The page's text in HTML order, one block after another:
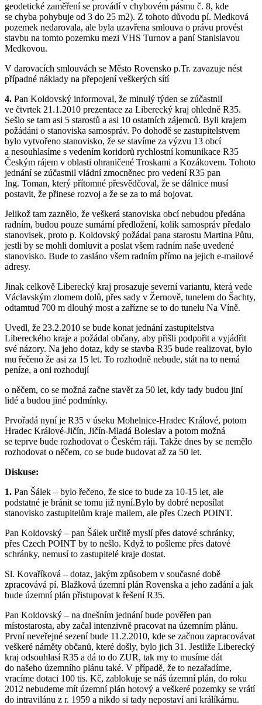
geodetické zaměření se provádí v chybovém pásmu č. 8, kde
se chyba pohybuje od 3 do 25 m2). Z tohoto důvodu pí. Medková
pozemek nedarovala, ale byla uzavřena smlouva o právu provést
stavbu na tomto pozemku mezi VHS Turnov a paní Stanislavou
Medkovou.
V darovacích smlouvách se Město Rovensko p.Tr. zavazuje nést
případné náklady na přepojení veškerých sítí
4. Pan Koldovský informoval, že minulý týden se zúčastnil
ve čtvrtek 21.1.2010 prezentace za Liberecký kraj ohledně R35.
Sešlo se tam asi 5 starostů a asi 10 ostatních zájemců. Byli krajem
požádáni o stanoviska samospráv. Po dohodě se zastupitelstvem
bylo vytvořeno stanovisko, že se stavíme za výzvu 13 obcí
a nesouhlasíme s vedením koridorů rychlostní komunikace R35
Českým rájem v oblasti ohraničené Troskami a Kozákovem. Tohoto
jednání se zúčastnil vládní zmocněnec pro vedení R35 pan
Ing. Toman, který přítomné přesvědčoval, že se dálnice musí
postavit, že přinese rozvoj a že se za to má bojovat.
Jelikož tam zaznělo, že veškerá stanoviska obcí nebudou předána
radním, budou pouze sumární předložení, kolik samospráv předalo
stanovisek, proto p. Koldovský požádal pana starostu Martina Půtu,
jestli by se mohli domluvit a poslat všem radním naše uvedené
stanovisko. Bude to zasláno všem radním přímo na jejich e-mailové
adresy.
Jinak celkově Liberecký kraj prosazuje severní variantu, která vede
Václavským zlomem dolů, přes sady v Žernově, tunelem do Šachty,
odtamtud 700 m dlouhý most a zařízne se to do tunelu Na Víně.
Uvedl, že 23.2.2010 se bude konat jednání zastupitelstva
Libereckého kraje a požádal občany, aby přišli podpořit a vyjádřit
své názory. Na jeho dotaz, kdy se stavba R35 bude realizovat, bylo
mu řečeno že asi za 15 let. To rozhodně nebude, stát na to nemá
peníze, a oni rozhodují
o něčem, co se možná začne stavět za 50 let, kdy tady budou jiní
lidé a budou jiné podmínky.
Prvořadá nyní je R35 v úseku Mohelnice-Hradec Králové, potom
Hradec Králové-Jičín, Jičín-Mladá Boleslav a potom možná
se teprve bude rozhodovat o Českém ráji. Takže dnes by se nemělo
rozhodovat o něčem, co se bude budovat až za 50 let.
Diskuse:
1. Pan Šálek – bylo řečeno, že sice to bude za 10-15 let, ale
podstatné je bránit se tomu již nyní.Bylo by dobré neposílat
stanovisko zastupitelům kraje mailem, ale přes Czech POINT.
Pan Koldovský – pan Šálek určitě myslí přes datové schránky,
přes Czech POINT by to nešlo. Když to pošleme přes datové
schránky, nemusí to zastupitelé kraje dostat.
Sl. Kovaříková – dotaz, jakým způsobem v současné době
zpracovává pí. Blažková územní plán Rovenska a jeho zadání a jak
bude územní plán přistupovat k řešení R35.
Pan Koldovský – na dnešním jednání bude pověřen pan
místostarosta, aby začal intenzivně pracovat na územním plánu.
První neveřejné sezení bude 11.2.2010, kde se začnou zapracovávat
veškeré náměty občanů, které došly, bylo jich 31. Jestliže Liberecký
kraj odsouhlasí R35 a dá to do ZUR, tak my to musíme dát
do našeho územního plánu také. V případě, že to nezařadíme,
vracíme dotaci 100 tis. Kč, zablokuje se náš územní plán, do roku
2012 nebudeme mít územní plán hotový a veškeré pozemky se vrátí
do intravilánu z r. 1959 a nikdo si tady nepostaví ani králíkárnu.